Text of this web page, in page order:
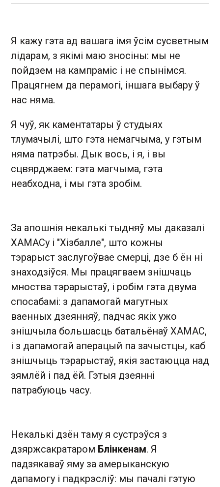
Я кажу гэта ад вашага імя ўсім сусветным
лідарам, з якімі маю зносіны: мы не
пойдзем на кампраміс і не спынімся.
Працягнем да перамогі, іншага выбару ў
нас няма.
Я чуў, як каментатары ў студыях
тлумачылі, што гэта немагчыма, у гэтым
няма патрэбы. Дык вось, і я, і вы
сцвярджаем: гэта магчыма, гэта
неабходна, і мы гэта зробім.
За апошнія некалькі тыдняў мы даказалі
ХАМАСу і "Хізбалле", што кожны
тэрарыст заслугоўвае смерці, дзе б ён ні
знаходзіўся. Мы працягваем знішчаць
мноства тэрарыстаў, і робім гэта двума
спосабамі: з дапамогай магутных
ваенных дзеянняў, падчас якіх ужо
знішчыла большасць батальёнаў ХАМАС,
і з дапамогай аперацый па зачыстцы, каб
знішчыць тэрарыстаў, якія застаюцца над
зямлёй і пад ёй. Гэтыя дзеянні
патрабуюць часу.
Некалькі дзён таму я сустрэўся з
дзяржсакратаром Блінкенам. Я
падзякаваў яму за амерыканскую
дапамогу і падкрэсліў: мы пачалі гэтую